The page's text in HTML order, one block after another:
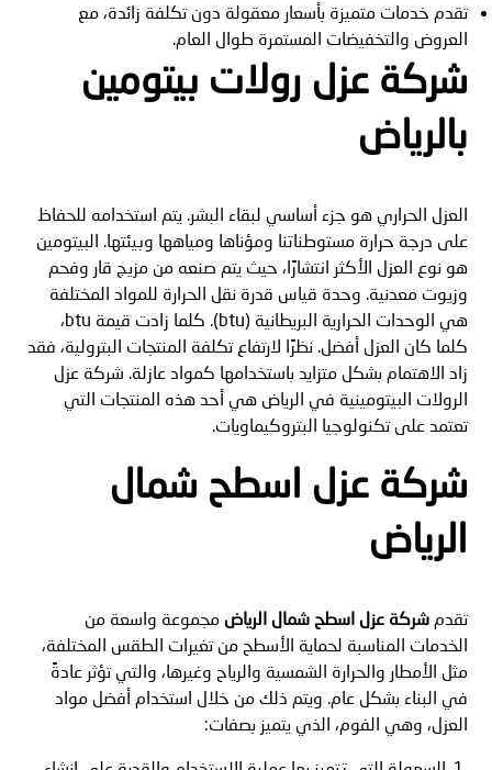
تقدم خدمات متميزة بأسعار معقولة دون تكلفة زائدة، مع
العروض والتخفيضات المستمرة طوال العام.
شركة عزل رولات بيتومين
بالرياض
العزل الحراري هو جزء أساسي لبقاء البشر. يتم استخدامه للحفاظ
على درجة حرارة مستوطناتنا ومؤناها ومياهها وبيئتها. البيتومين
هو نوع العزل الأكثر انتشارًا، حيث يتم صنعه من مزيج قار وفحم
وزيوت معدنية. وحدة قياس قدرة نقل الحرارة للمواد المختلفة
هي الوحدات الحرارية البريطانية (btu). كلما زادت قيمة btu،
كلما كان العزل أفضل. نظرًا لارتفاع تكلفة المنتجات البترولية، فقد
زاد الاهتمام بشكل متزايد باستخدامها كمواد عازلة. شركة عزل
الرولات البيتومينية في الرياض هي أحد هذه المنتجات التي
تعتمد على تكنولوجيا البتروكيماويات.
شركة عزل اسطح شمال
الرياض
تقدمشركة عزل اسطح شمال الرياض مجموعة واسعة من
الخدمات المناسبة لحماية الأسطح من تغيرات الطقس المختلفة،
مثل الأمطار والحرارة الشمسية والرياح وغيرها، والتي تؤثر عادةً
في البناء بشكل عام. ويتم ذلك من خلال استخدام أفضل مواد
العزل، وهي الفوم، الذي يتميز بصفات: